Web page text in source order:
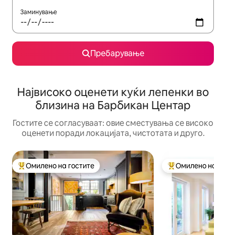
Заминување
Пребарување
Највисоко оценети куќи лепенки во
близина на Барбикан Центар
Гостите се согласуваат: овие сместувања се високо
оценети поради локацијата, чистотата и друго.
Меѓу најуспешните „Омилени на гостите“
Омилено на гостите Меѓу
Омилено на